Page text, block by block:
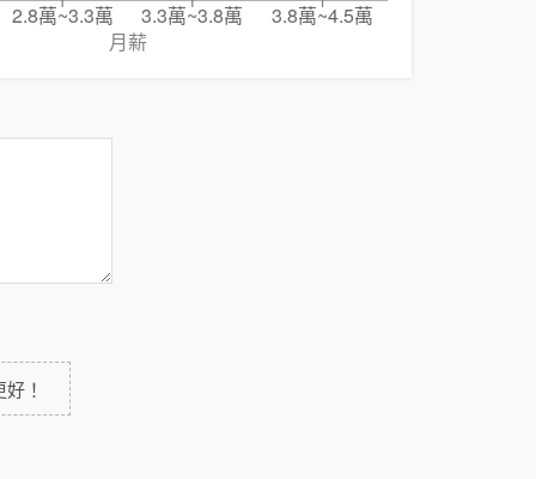
2.8萬~3.3萬 3.3萬~3.8萬
3.8萬~4.5萬
月薪
！